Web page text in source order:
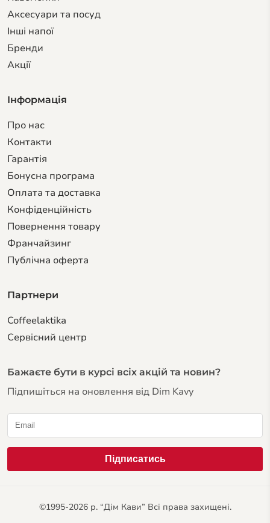
Аксесуари та посуд
Інші напої
Бренди
Акції
Інформація
Про нас
Контакти
Гарантiя
Бонусна програма
Оплата та доставка
Конфіденційність
Повернення товару
Франчайзинг
Публічна оферта
Партнери
Coffeelaktika
Сервiсний центр
Бажаєте бути в курсі всіх акцій та новин?
Підпишіться на оновлення від Dim Kavy
©1995-2026 р. “Дім Кави” Всі права захищені.